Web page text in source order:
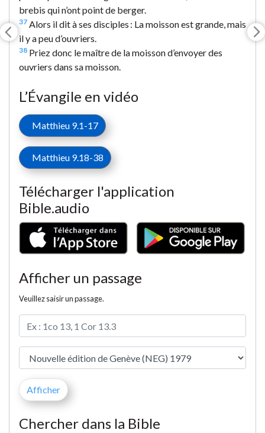
brebis qui n’ont point de berger.
37 Alors il dit à ses disciples : La moisson est grande, mais
il y a peu d’ouvriers.
38 Priez donc le maître de la moisson d’envoyer des
ouvriers dans sa moisson.
L’Évangile en vidéo
Matthieu 9.1-17
Matthieu 9.18-38
Télécharger l'application
Bible.audio
Afficher un passage
Veuillez saisir un passage.
Chercher dans la Bible